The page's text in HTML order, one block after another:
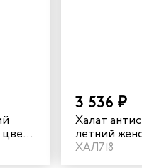
3 536 ₽
Халат
летний
серый/синий
ХАЛ718